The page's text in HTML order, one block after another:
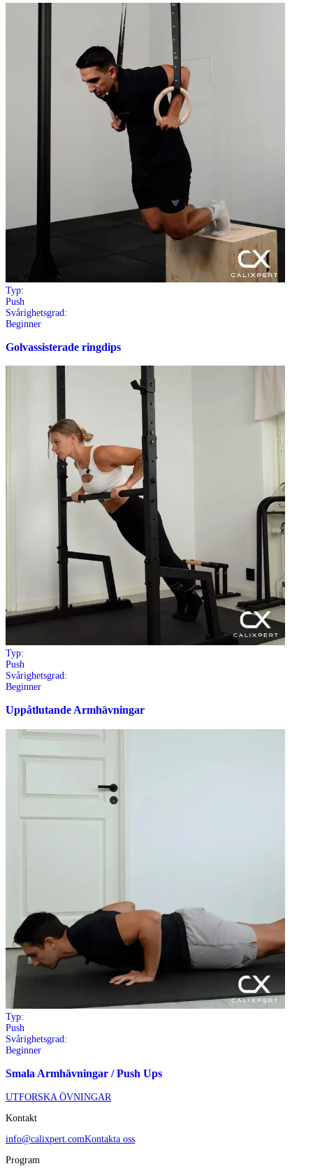
Typ:
Push
Svårighetsgrad:
Beginner
Golvassisterade ringdips
Typ:
Push
Svårighetsgrad:
Beginner
Uppåtlutande Armhävningar
Typ:
Push
Svårighetsgrad:
Beginner
Smala Armhävningar / Push Ups
UTFORSKA ÖVNINGAR
Kontakt
info@calixpert.comKontakta oss
Program